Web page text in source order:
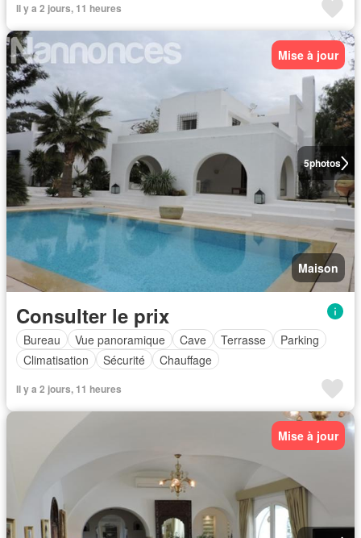
Il y a 2 jours, 11 heures
5photos
Mise à jour
Maison
Consulter le prix
Bureau Vue panoramique Cave Terrasse
Parking
Climatisation
Sécurité Chauffage
Il y a 2 jours, 11 heures
Mise à jour